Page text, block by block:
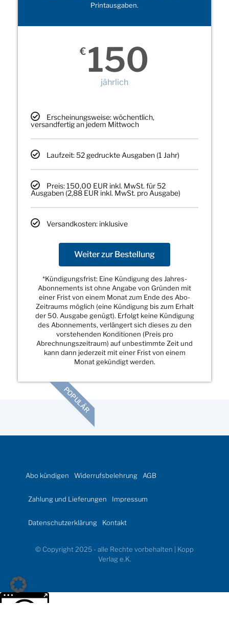
Printausgaben.
€ 150
jährlich
Erscheinungsweise: wöchentlich,
versandfertig an jedem Mittwoch
Laufzeit: 52 gedruckte Ausgaben (1 Jahr)
Preis: 150,00 EUR inkl. MwSt. für 52
Ausgaben (2,88 EUR inkl. MwSt. pro Ausgabe)
Versandkosten: inklusive
Weiter zur Bestellung
*Kündigungsfrist: Eine Kündigung des Jahres-
Abonnements ist ohne Angabe von Gründen mit
einer Frist von einem Monat zum Ende des Abo-
Zeitraums möglich (eine Kündigung bis zum Erhalt
der 50. Ausgabe genügt). Erfolgt keine Kündigung
des Abonnements, verlängert sich dieses zu den
vorstehenden Konditionen (Preis pro
Abrechnungszeitraum) auf unbestimmte Zeit und
kann dann jederzeit mit einer Frist von einem
Monat gekündigt werden.
POPULÄR
Abo kündigen Widerrufsbelehrung AGB
Zahlung und Lieferungen Impressum
Datenschutzerklärung Kontakt
© Copyright 2025 - alle Rechte vorbehalten | Kopp
Verlag e.K.
Weitere Informationen über den gesperrten Inhalt.